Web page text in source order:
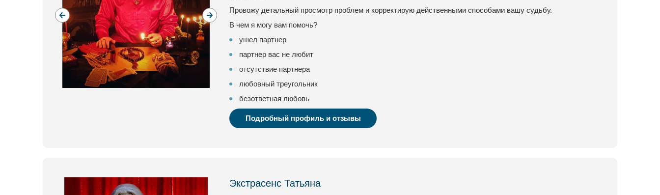
Провожу детальный просмотр проблем и корректирую действенными способами вашу судьбу.
В чем я могу вам помочь?
ушел партнер
партнер вас не любит
отсутствие партнера
любовный треугольник
безответная любовь
Подробный профиль и отзывы
Экстрасенс Татьяна